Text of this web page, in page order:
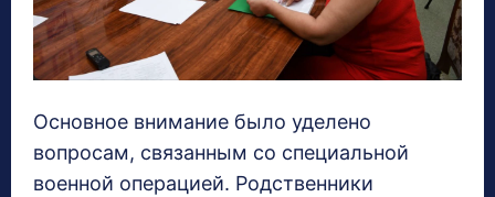
Основное внимание было уделено
вопросам, связанным со специальной
военной операцией. Родственники